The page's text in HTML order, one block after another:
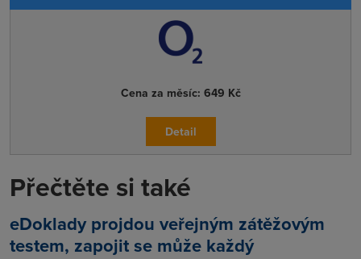
Cena za měsíc: 649 Kč
Detail
Přečtěte si také
eDoklady projdou veřejným zátěžovým
testem, zapojit se může každý